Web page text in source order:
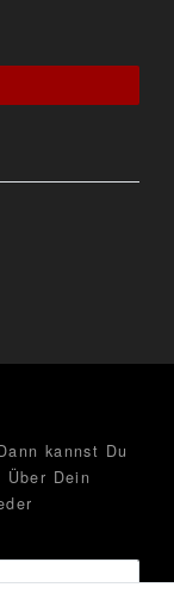
kannst Du
Dein